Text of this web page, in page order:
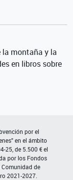
la montaña y la
en libros sobre
por el
en el ámbito
25, de 5.500 € el
por los Fondos
Comunidad de
2021-2027.